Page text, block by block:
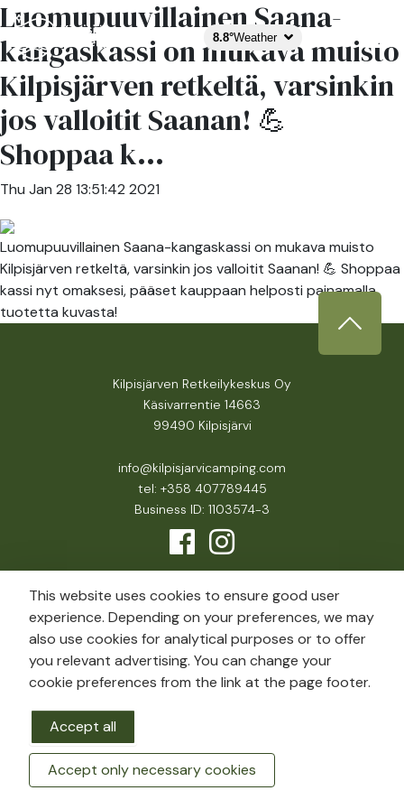
8.8°Weather
Luomupuuvillainen Saana-
kangaskassi on mukava muisto
Kilpisjärven retkeltä, varsinkin
jos valloitit Saanan! 💪
Shoppaa k...
Thu Jan 28 13:51:42 2021
Luomupuuvillainen Saana-kangaskassi on mukava muisto
Kilpisjärven retkeltä, varsinkin jos valloitit Saanan! 💪 Shoppaa
kassi nyt omaksesi, pääset kauppaan helposti painamalla
tuotetta kuvasta!
Kilpisjärven Retkeilykeskus Oy
Käsivarrentie 14663
99490 Kilpisjärvi
info@kilpisjarvicamping.com
tel: +358 407789445
Business ID: 1103574-3
BOOK A ROOM
This website uses cookies to ensure good user
experience. Depending on your preferences, we may
also use cookies for analytical purposes or to offer
you relevant advertising. You can change your
cookie preferences from the link at the page footer.
Accept all
Accept only necessary cookies